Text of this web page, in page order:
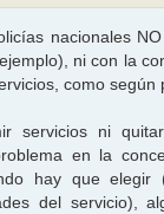
nacionales
ni con la
como según
servicios ni
en la
hay que elegir
del servicio),